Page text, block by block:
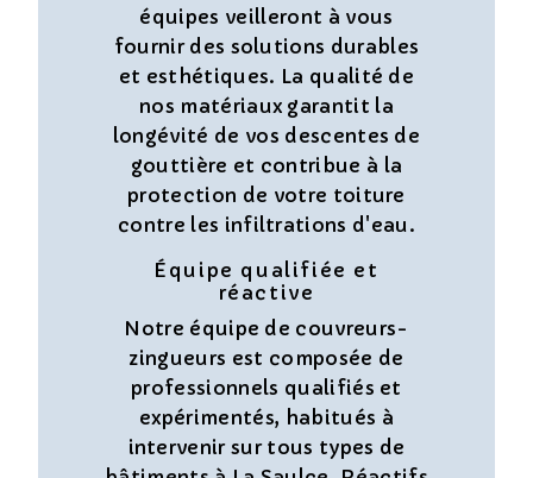
équipes veilleront à vous
fournir des solutions durables
et esthétiques. La qualité de
nos matériaux garantit la
longévité de vos descentes de
gouttière et contribue à la
protection de votre toiture
contre les infiltrations d'eau.
Équipe qualifiée et
réactive
Notre équipe de couvreurs-
zingueurs est composée de
professionnels qualifiés et
expérimentés, habitués à
intervenir sur tous types de